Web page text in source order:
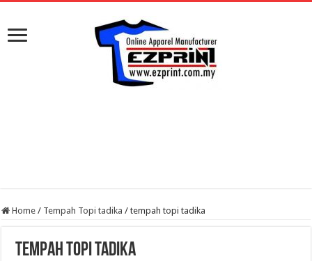
Home / Tempah Topi tadika / tempah topi tadika
tempah topi tadika